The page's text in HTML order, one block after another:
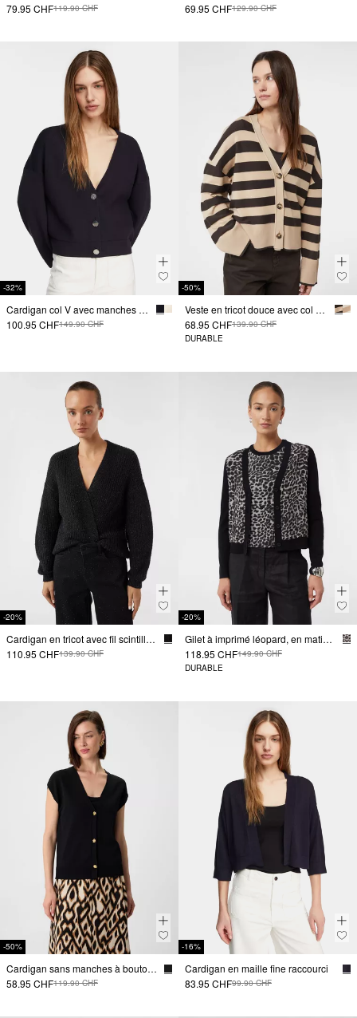
79.95 CHF119.90 CHF
69.95 CHF129.90 CHF
-32%
Cardigan col V avec manches larges
100.95 CHF149.90 CHF
-50%
Veste en tricot douce avec col V et épaules tombantes
68.95 CHF139.90 CHF
DURABLE
-20%
Cardigan en tricot avec fil scintillant
110.95 CHF139.90 CHF
-20%
Gilet à imprimé léopard, en matières mélangées
118.95 CHF149.90 CHF
DURABLE
-50%
Cardigan sans manches à boutons métalliques décoratifs
58.95 CHF119.90 CHF
-16%
Cardigan en maille fine raccourci
83.95 CHF99.90 CHF